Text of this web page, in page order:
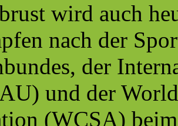
wird auch
nach der
der
und der
(WCSA)